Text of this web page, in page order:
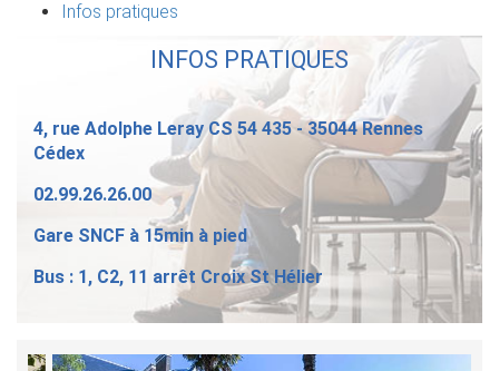
Infos pratiques
INFOS PRATIQUES
4, rue Adolphe Leray CS 54 435 - 35044 Rennes
Cédex
02.99.26.26.00
Gare SNCF à 15min à pied
Bus : 1, C2, 11 arrêt Croix St Hélier